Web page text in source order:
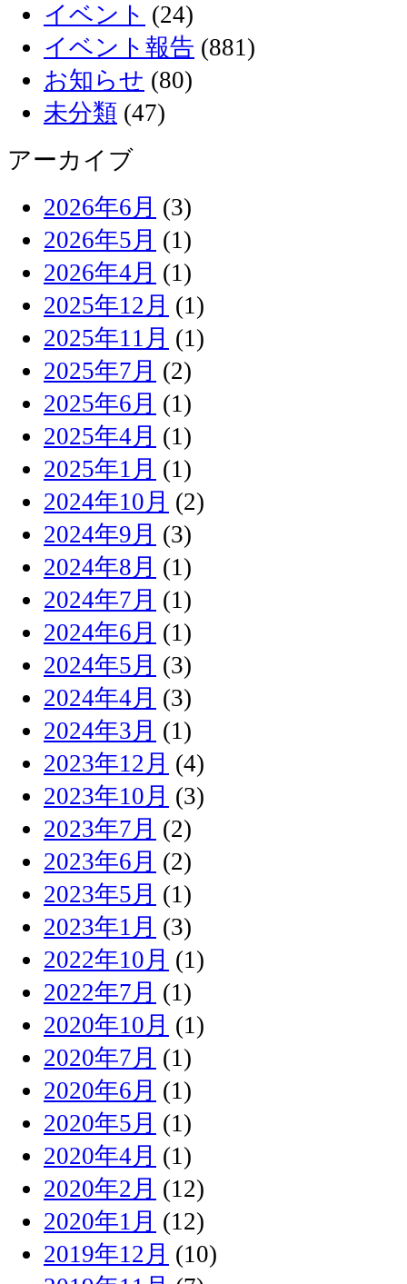
イベント (24)
イベント報告 (881)
お知らせ (80)
未分類 (47)
アーカイブ
2026年6月 (3)
2026年5月 (1)
2026年4月 (1)
2025年12月 (1)
2025年11月 (1)
2025年7月 (2)
2025年6月 (1)
2025年4月 (1)
2025年1月 (1)
2024年10月 (2)
2024年9月 (3)
2024年8月 (1)
2024年7月 (1)
2024年6月 (1)
2024年5月 (3)
2024年4月 (3)
2024年3月 (1)
2023年12月 (4)
2023年10月 (3)
2023年7月 (2)
2023年6月 (2)
2023年5月 (1)
2023年1月 (3)
2022年10月 (1)
2022年7月 (1)
2020年10月 (1)
2020年7月 (1)
2020年6月 (1)
2020年5月 (1)
2020年4月 (1)
2020年2月 (12)
2020年1月 (12)
2019年12月 (10)